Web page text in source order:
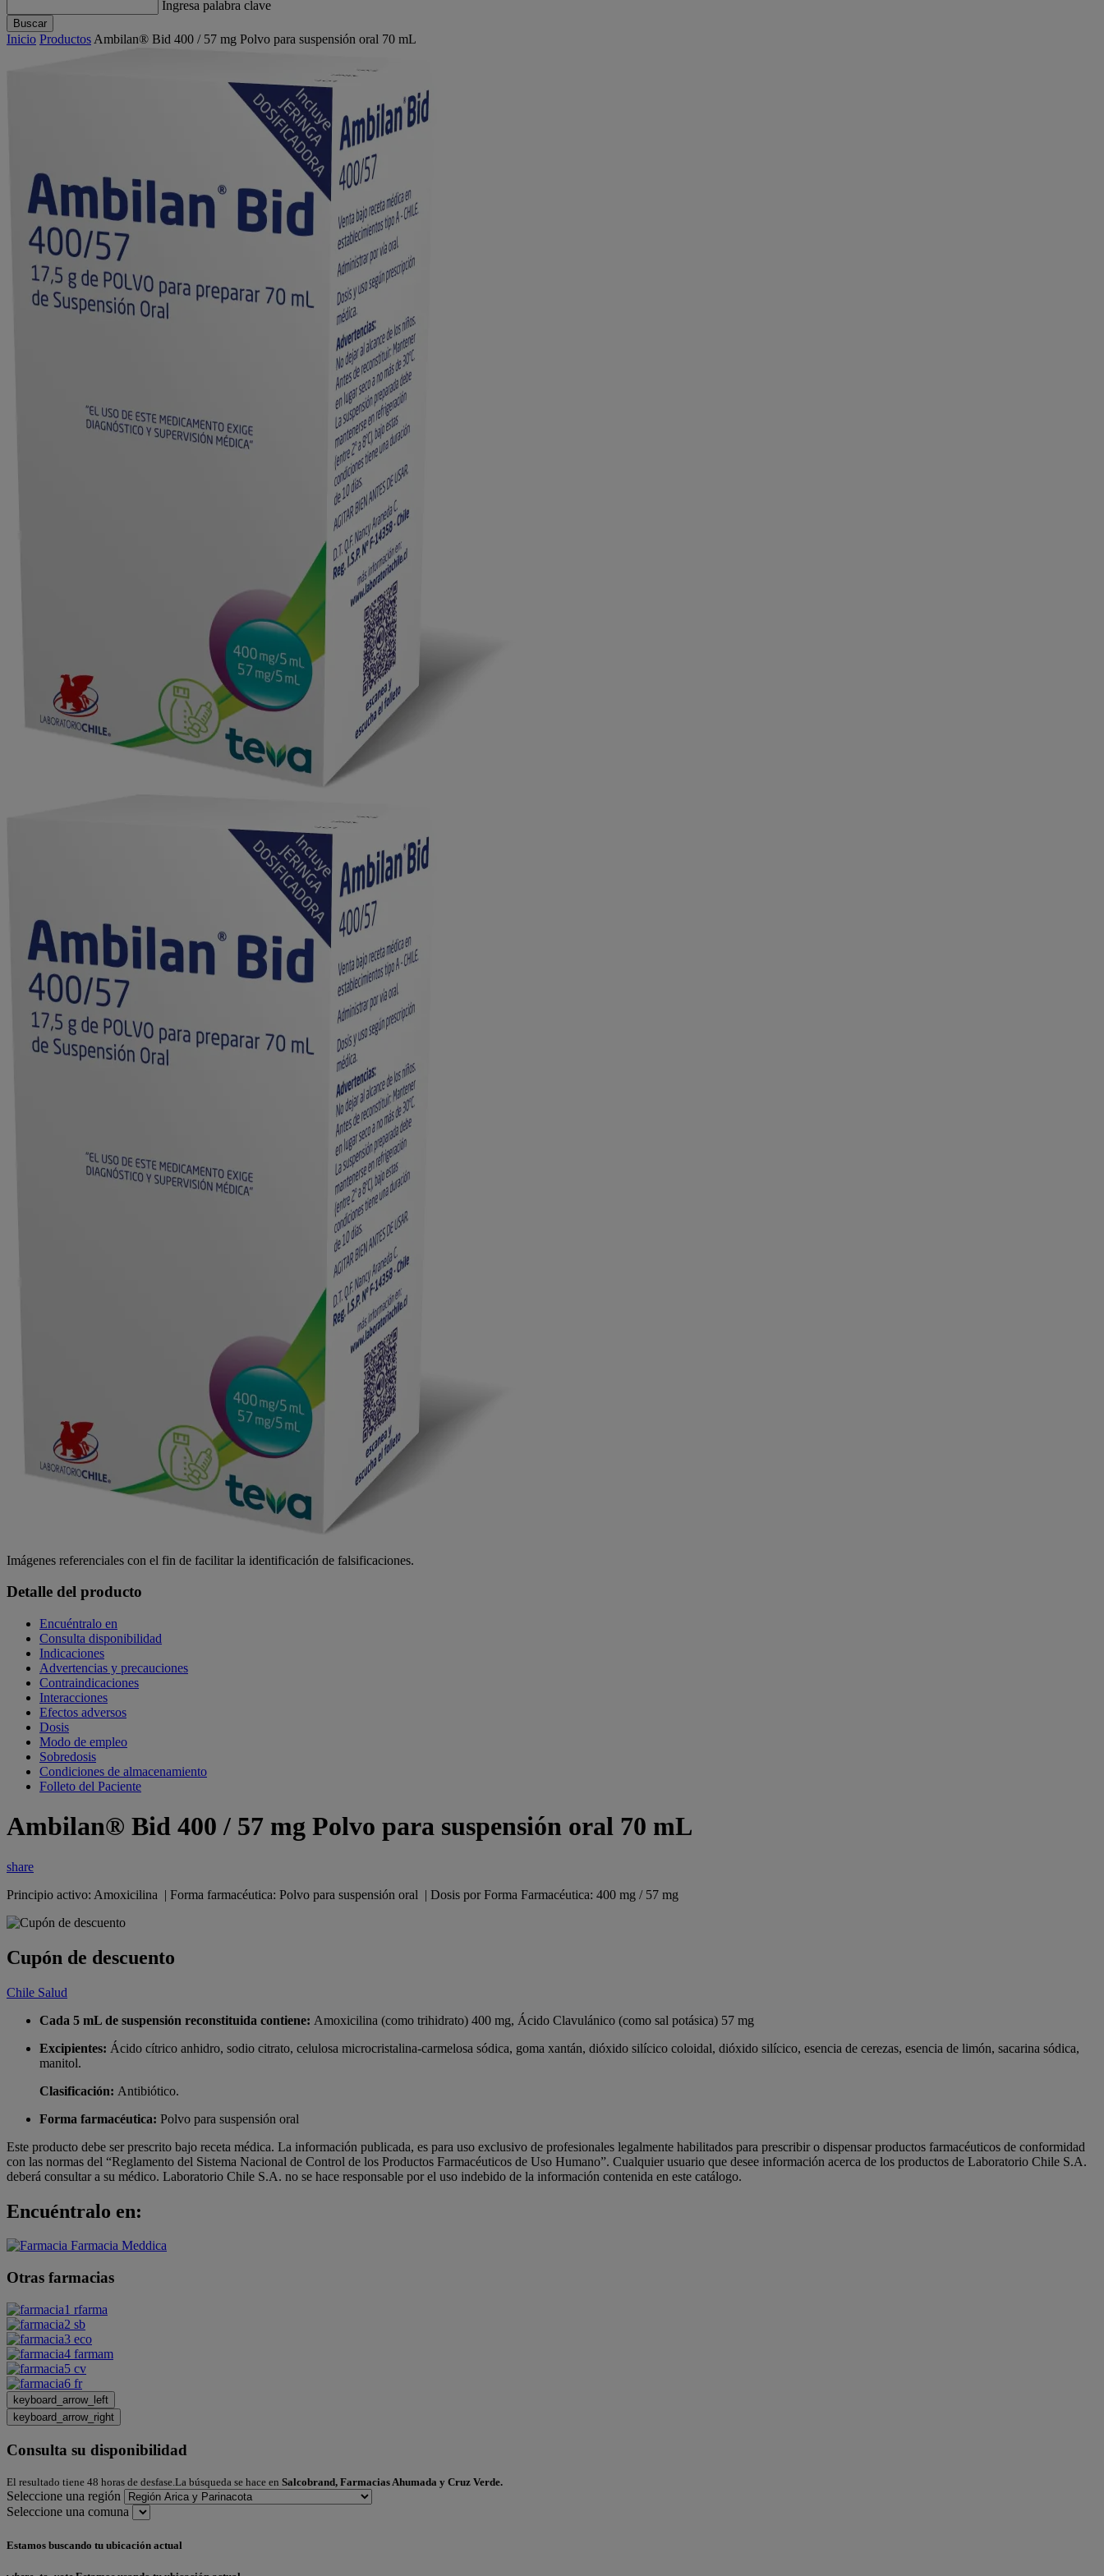
Ingresa palabra clave
Buscar
Inicio Productos Ambilan® Bid 400 / 57 mg Polvo para suspensión oral 70 mL
Imágenes referenciales con el fin de facilitar la identificación de falsificaciones.
Detalle del producto
Encuéntralo en
Consulta disponibilidad
Indicaciones
Advertencias y precauciones
Contraindicaciones
Interacciones
Efectos adversos
Dosis
Modo de empleo
Sobredosis
Condiciones de almacenamiento
Folleto del Paciente
Ambilan® Bid 400 / 57 mg Polvo para suspensión oral 70 mL
share
Principio activo: Amoxicilina | Forma farmacéutica: Polvo para suspensión oral | Dosis por Forma Farmacéutica: 400 mg / 57 mg
Cupón de descuento
Chile Salud
Cada 5 mL de suspensión reconstituida contiene: Amoxicilina (como trihidrato) 400 mg, Ácido Clavulánico (como sal potásica) 57 mg
Excipientes: Ácido cítrico anhidro, sodio citrato, celulosa microcristalina-carmelosa sódica, goma xantán, dióxido silícico coloidal, dióxido silícico, esencia de cerezas, esencia de limón, sacarina sódica,
manitol.
Clasificación: Antibiótico.
Forma farmacéutica: Polvo para suspensión oral
Este producto debe ser prescrito bajo receta médica. La información publicada, es para uso exclusivo de profesionales legalmente habilitados para prescribir o dispensar productos farmacéuticos de conformidad
con las normas del “Reglamento del Sistema Nacional de Control de los Productos Farmacéuticos de Uso Humano”. Cualquier usuario que desee información acerca de los productos de Laboratorio Chile S.A.
deberá consultar a su médico. Laboratorio Chile S.A. no se hace responsable por el uso indebido de la información contenida en este catálogo.
Encuéntralo en:
Otras farmacias
keyboard_arrow_left
keyboard_arrow_right
Consulta su disponibilidad
El resultado tiene 48 horas de desfase.La búsqueda se hace en Salcobrand, Farmacias Ahumada y Cruz Verde.
Seleccione una región
Seleccione una comuna
Estamos buscando tu ubicación actual